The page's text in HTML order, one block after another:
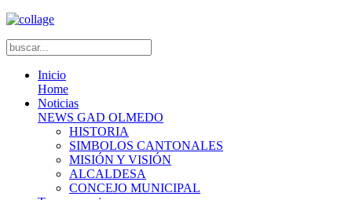
Inicio
Home
Noticias
NEWS GAD OLMEDO
HISTORIA
SIMBOLOS CANTONALES
MISIÓN Y VISIÓN
ALCALDESA
CONCEJO MUNICIPAL